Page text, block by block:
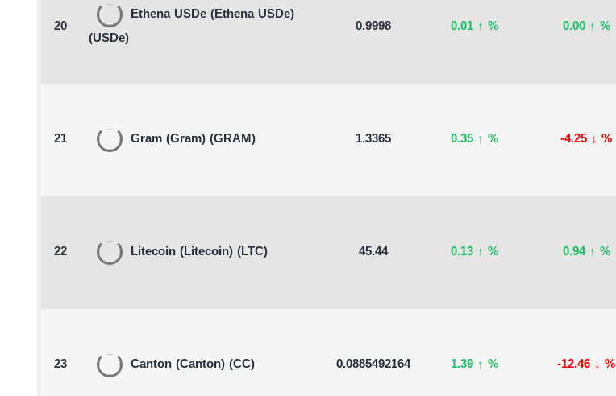
20
Ethena USDe (Ethena USDe)
(USDe)
0.9998 0.01 ↑ % 0.00 ↑ %
21 Gram (Gram) (GRAM) 1.3365 0.35 ↑ % -4.25 ↓ %
22 Litecoin (Litecoin) (LTC) 45.44 0.13 ↑ % 0.94 ↑ %
23 Canton (Canton) (CC) 0.0885492164 1.39 ↑ % -12.46 ↓ %